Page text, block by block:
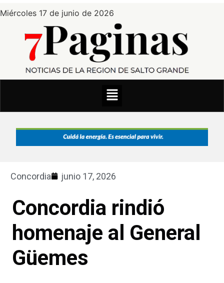
Miércoles 17 de junio de 2026
Concordia junio 17, 2026
Concordia rindió
homenaje al General
Güemes